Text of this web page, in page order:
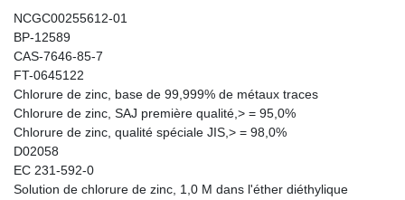
NCGC00255612-01
BP-12589
CAS-7646-85-7
FT-0645122
Chlorure de zinc, base de 99,999% de métaux traces
Chlorure de zinc, SAJ première qualité,> = 95,0%
Chlorure de zinc, qualité spéciale JIS,> = 98,0%
D02058
EC 231-592-0
Solution de chlorure de zinc, 1,0 M dans l'éther diéthylique